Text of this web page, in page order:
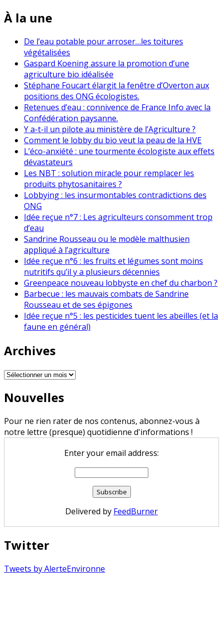
À la une
De l’eau potable pour arroser…les toitures
végétalisées
Gaspard Koening assure la promotion d’une
agriculture bio idéalisée
Stéphane Foucart élargit la fenêtre d’Overton aux
positions des ONG écologistes.
Retenues d’eau : connivence de France Info avec la
Confédération paysanne.
Y a-t-il un pilote au ministère de l’Agriculture ?
Comment le lobby du bio veut la peau de la HVE
L’éco-anxiété : une tourmente écologiste aux effets
dévastateurs
Les NBT : solution miracle pour remplacer les
produits phytosanitaires ?
Lobbying : les insurmontables contradictions des
ONG
Idée reçue n°7 : Les agriculteurs consomment trop
d’eau
Sandrine Rousseau ou le modèle malthusien
appliqué à l’agriculture
Idée reçue n°6 : les fruits et légumes sont moins
nutritifs qu’il y a plusieurs décennies
Greenpeace nouveau lobbyste en chef du charbon ?
Barbecue : les mauvais combats de Sandrine
Rousseau et de ses épigones
Idée reçue n°5 : les pesticides tuent les abeilles (et la
faune en général)
Archives
Archives
Nouvelles
Pour ne rien rater de nos contenus, abonnez-vous à
notre lettre (presque) quotidienne d'informations !
Enter your email address:
Delivered by FeedBurner
Twitter
Tweets by AlerteEnvironne